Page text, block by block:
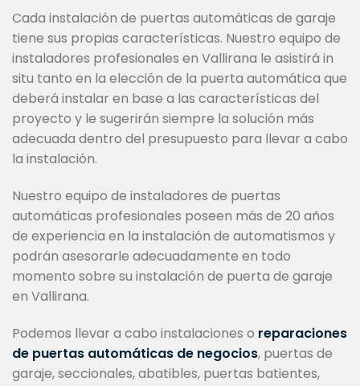
Cada instalación de puertas automáticas de garaje
tiene sus propias características. Nuestro equipo de
instaladores profesionales en Vallirana le asistirá in
situ tanto en la elección de la puerta automática que
deberá instalar en base a las características del
proyecto y le sugerirán siempre la solución más
adecuada dentro del presupuesto para llevar a cabo
la instalación.
Nuestro equipo de instaladores de puertas
automáticas profesionales poseen más de 20 años
de experiencia en la instalación de automatismos y
podrán asesorarle adecuadamente en todo
momento sobre su instalación de puerta de garaje
en Vallirana.
Podemos llevar a cabo instalaciones o reparaciones
de puertas automáticas de negocios, puertas de
garaje, seccionales, abatibles, puertas batientes,